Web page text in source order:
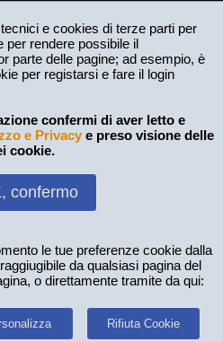
e cookies di terze parti per
per rendere possibile il
parte delle pagine; ad esempio, è
per registarsi e fare il login
confermi di aver letto e
e Privacy e preso visione delle
cookie.
confermo
le tue preferenze cookie dalla
da qualsiasi pagina del
o direttamente tramite da qui:
Rifiuta Cookie